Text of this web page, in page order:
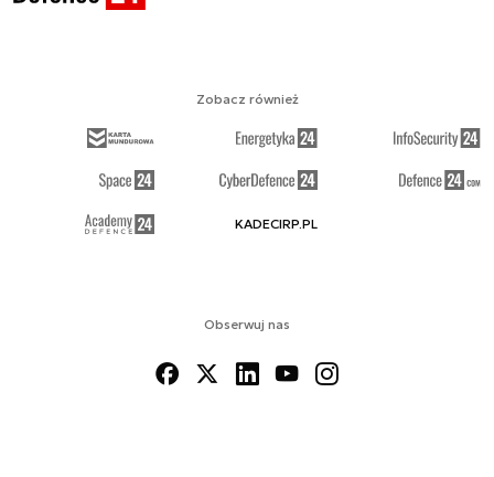
Obserwuj nas
Zobacz również
KADECIRP.PL